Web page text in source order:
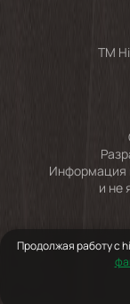
TM
Информация
и не
Продолжая работу с